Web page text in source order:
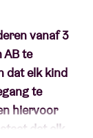
vanaf 3
AB te
dat elk kind
te
hiervoor
dat elk